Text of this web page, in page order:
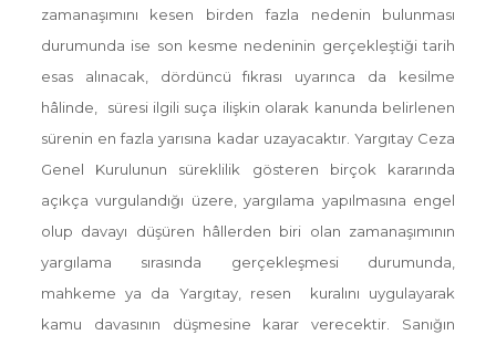
zamanaşımını kesen birden fazla nedenin bulunması
durumunda ise son kesme nedeninin gerçekleştiği tarih
esas alınacak, dördüncü fıkrası uyarınca da kesilme
hâlinde, süresi ilgili suça ilişkin olarak kanunda belirlenen
sürenin en fazla yarısına kadar uzayacaktır. Yargıtay Ceza
Genel Kurulunun süreklilik gösteren birçok kararında
açıkça vurgulandığı üzere, yargılama yapılmasına engel
olup davayı düşüren hâllerden biri olan zamanaşımının
yargılama sırasında gerçekleşmesi durumunda,
mahkeme ya da Yargıtay, resen kuralını uygulayarak
kamu davasının düşmesine karar verecektir. Sanığın